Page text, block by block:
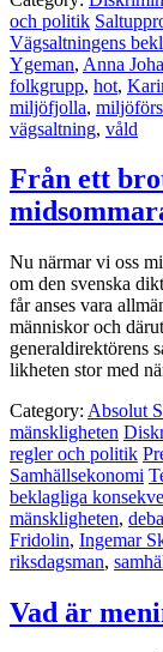
och politik
Vägsaltningens
Ygeman, Anna
folkgrupp, hot,
miljöfjolla,
vägsaltning, våld
Från ett
Nu närmar vi oss
om den svenska
får anses vara
människor och
generaldirektörens
likheten stor med
Category: Absolut
mänskligheten
regler och politik
Samhällsekonomi
beklagliga
mänskligheten,
Fridolin, Ingemar
riksdagsman,
Vad är